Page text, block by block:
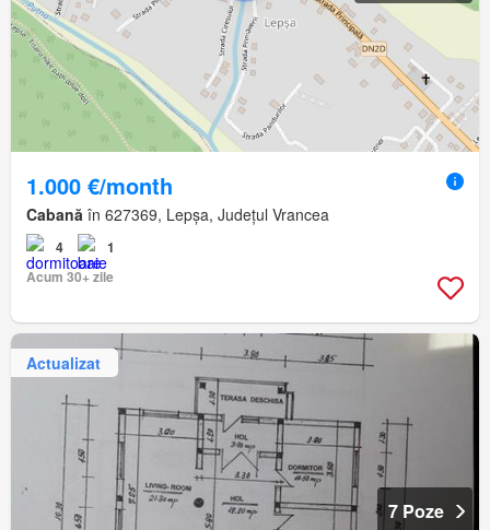
1.000 €/month
Cabană în 627369, Lepșa, Județul Vrancea
4
1
Acum 30+ zile
Actualizat
7 Poze